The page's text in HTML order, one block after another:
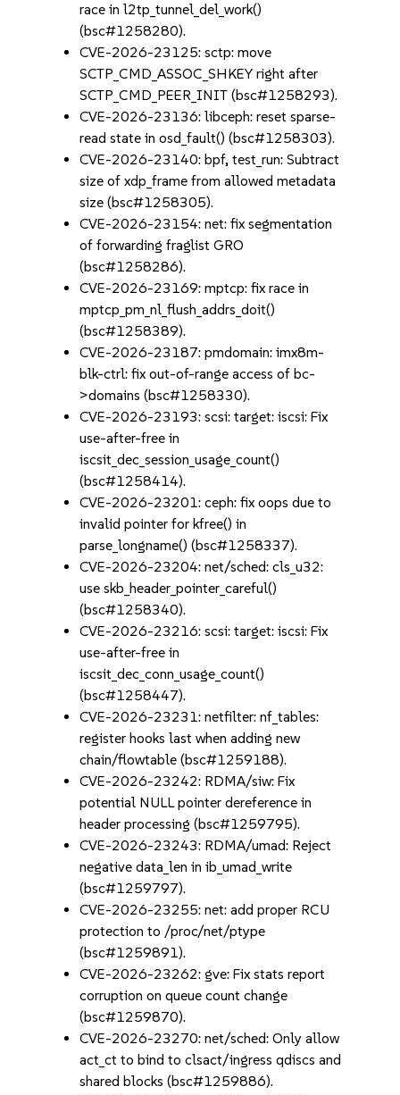
race in l2tp_tunnel_del_work()
(bsc#1258280).
CVE-2026-23125: sctp: move
SCTP_CMD_ASSOC_SHKEY right after
SCTP_CMD_PEER_INIT (bsc#1258293).
CVE-2026-23136: libceph: reset sparse-
read state in osd_fault() (bsc#1258303).
CVE-2026-23140: bpf, test_run: Subtract
size of xdp_frame from allowed metadata
size (bsc#1258305).
CVE-2026-23154: net: fix segmentation
of forwarding fraglist GRO
(bsc#1258286).
CVE-2026-23169: mptcp: fix race in
mptcp_pm_nl_flush_addrs_doit()
(bsc#1258389).
CVE-2026-23187: pmdomain: imx8m-
blk-ctrl: fix out-of-range access of bc-
>domains (bsc#1258330).
CVE-2026-23193: scsi: target: iscsi: Fix
use-after-free in
iscsit_dec_session_usage_count()
(bsc#1258414).
CVE-2026-23201: ceph: fix oops due to
invalid pointer for kfree() in
parse_longname() (bsc#1258337).
CVE-2026-23204: net/sched: cls_u32:
use skb_header_pointer_careful()
(bsc#1258340).
CVE-2026-23216: scsi: target: iscsi: Fix
use-after-free in
iscsit_dec_conn_usage_count()
(bsc#1258447).
CVE-2026-23231: netfilter: nf_tables:
register hooks last when adding new
chain/flowtable (bsc#1259188).
CVE-2026-23242: RDMA/siw: Fix
potential NULL pointer dereference in
header processing (bsc#1259795).
CVE-2026-23243: RDMA/umad: Reject
negative data_len in ib_umad_write
(bsc#1259797).
CVE-2026-23255: net: add proper RCU
protection to /proc/net/ptype
(bsc#1259891).
CVE-2026-23262: gve: Fix stats report
corruption on queue count change
(bsc#1259870).
CVE-2026-23270: net/sched: Only allow
act_ct to bind to clsact/ingress qdiscs and
shared blocks (bsc#1259886).